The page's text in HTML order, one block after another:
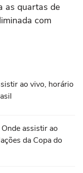
as quartas de
com
ao vivo, horário
assistir ao
da Copa do